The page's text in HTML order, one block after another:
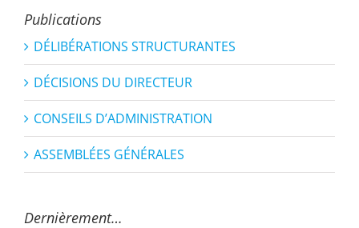
Publications
DÉLIBÉRATIONS STRUCTURANTES
DÉCISIONS DU DIRECTEUR
CONSEILS D’ADMINISTRATION
ASSEMBLÉES GÉNÉRALES
Dernièrement…